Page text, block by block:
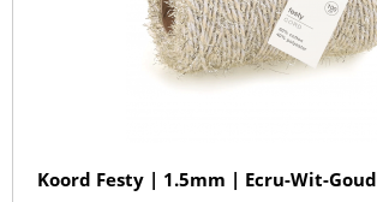
Koord Festy | 1.5mm | Ecru-Wit-Goud